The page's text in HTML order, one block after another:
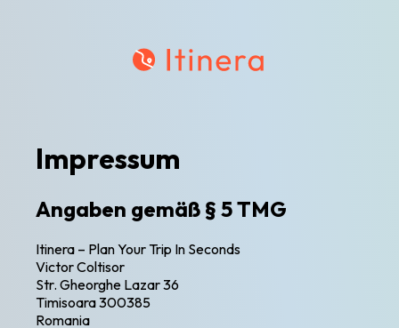
Impressum
Angaben gemäß § 5 TMG
Itinera – Plan Your Trip In Seconds
Victor Coltisor
Str. Gheorghe Lazar 36
Timisoara 300385
Romania